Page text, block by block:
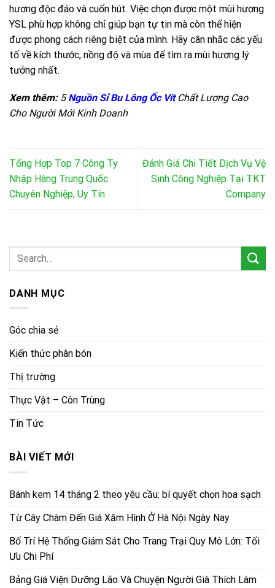
DANH MỤC
Góc chia sẻ
Kiến thức phân bón
Thị trường
Thực Vật – Côn Trùng
Tin Tức
BÀI VIẾT MỚI
Bánh kem 14 tháng 2 theo yêu cầu: bí quyết chọn hoa sạch
Từ Cây Chàm Đến Giá Xăm Hình Ở Hà Nội Ngày Nay
Bố Trí Hệ Thống Giám Sát Cho Trang Trại Quy Mô Lớn: Tối
Ưu Chi Phí
Bảng Giá Viện Dưỡng Lão Và Chuyện Người Già Thích Làm
hương độc đáo và cuốn hút. Việc chọn được một mùi hương
YSL phù hợp không chỉ giúp bạn tự tin mà còn thể hiện
được phong cách riêng biệt của mình. Hãy cân nhắc các yếu
tố về kích thước, nồng độ và mùa để tìm ra mùi hương lý
tưởng nhất.
Xem thêm: 5 Nguồn Sỉ Bu Lông Ốc Vít Chất Lượng Cao
Cho Người Mới Kinh Doanh
Tổng Hợp Top 7 Công Ty
Nhập Hàng Trung Quốc
Chuyên Nghiệp, Uy Tín
Đánh Giá Chi Tiết Dịch Vụ Vệ
Sinh Công Nghiệp Tại TKT
Company